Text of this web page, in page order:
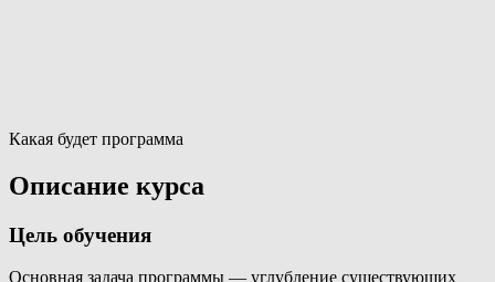
Какая будет программа
Описание курса
Цель обучения
Основная задача программы — углубление существующих